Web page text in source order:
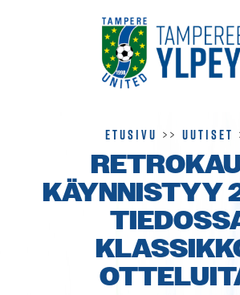
Etusivu >>Uutiset
KÄYNNISTYY